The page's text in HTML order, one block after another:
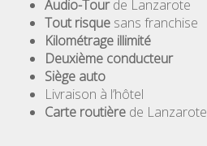
Audio-Tourde Lanzarote
Tout risque sans franchise
Kilométrage illimité
Deuxième conducteur
Siège auto
Livraison à l’hôtel
Carte routière de Lanzarote